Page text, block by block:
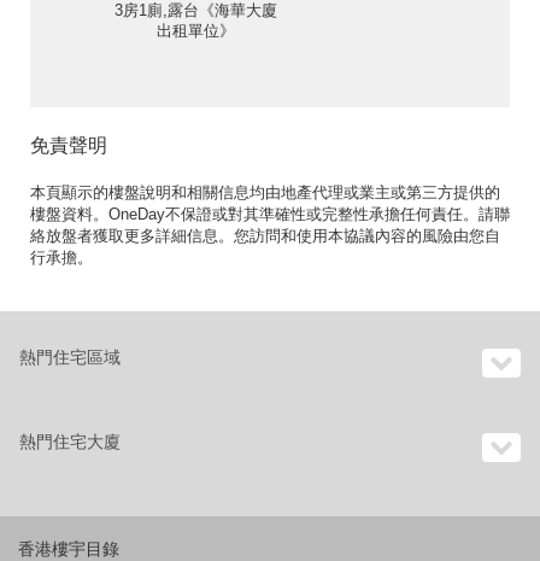
3房1廁,露台《海華大廈
出租單位》
免責聲明
本頁顯示的樓盤說明和相關信息均由地產代理或業主或第三方提供的
樓盤資料。OneDay不保證或對其準確性或完整性承擔任何責任。請聯
絡放盤者獲取更多詳細信息。您訪問和使用本協議內容的風險由您自
行承擔。
熱門住宅區域
熱門住宅大廈
香港樓宇目錄